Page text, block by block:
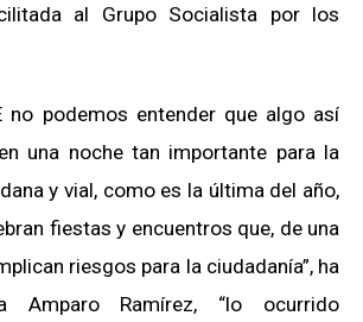
al Grupo Socialista por los
no podemos entender que algo así
una noche tan importante para la
y vial, como es la última del año,
fiestas y encuentros que, de una
riesgos para la ciudadanía”, ha
Amparo Ramírez, “lo ocurrido